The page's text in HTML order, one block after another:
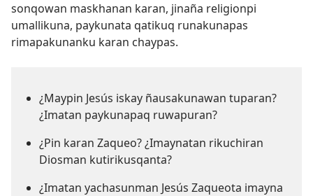
sonqowan maskhanan karan, jinaña religionpi
umallikuna, paykunata qatikuq runakunapas
rimapakunanku karan chaypas.
¿Maypin Jesús iskay ñausakunawan tuparan?
¿Imatan paykunapaq ruwapuran?
¿Pin karan Zaqueo? ¿Imaynatan rikuchiran
Diosman kutirikusqanta?
¿Imatan yachasunman Jesús Zaqueota imayna